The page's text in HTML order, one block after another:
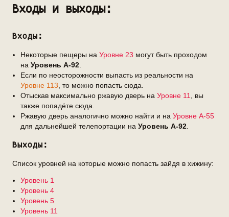
Входы и выходы:
Входы:
Некоторые пещеры на Уровне 23 могут быть проходом
на Уровень А-92
Если по неосторожности выпасть из реальности на
Уровне 113 , то можно попасть сюда.
Отыскав максимально ржавую дверь на Уровне 11
, вы
также попадёте сюда.
Ржавую дверь аналогично можно найти и на Уровне А-55
для дальнейшей телепортации на Уровень А-92
Выходы:
Список уровней на которые можно попасть зайдя в хижину:
Уровень 1
Уровень 4
Уровень 5
Уровень 11